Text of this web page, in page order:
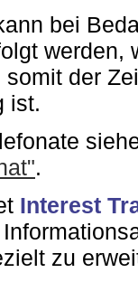
bei
werden,
der
ist.
.
Interest
zu